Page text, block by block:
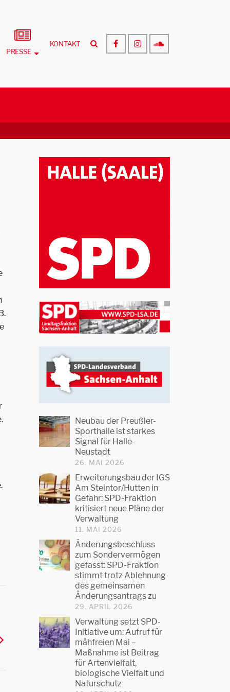
PRESSE
KONTAKT
Neubau der Preußler-
Sporthalle ist starkes
Signal für Halle-
Neustadt
26. MAI 2026
Erweiterungsbau der IGS
Am Steintor/Hutten in
Gefahr: SPD-Fraktion
kritisiert neue Pläne der
Verwaltung
11. MAI 2026
Änderungsbeschluss
zum Sondervermögen
gefasst: SPD-Fraktion
stimmt trotz Ablehnung
des gemeinsamen
Änderungsantrags zu
29. APRIL 2026
Verwaltung setzt SPD-
Initiative um: Aufruf für
mähfreien Mai –
Maßnahme ist Beitrag
für Artenvielfalt,
biologische Vielfalt und
Naturschutz